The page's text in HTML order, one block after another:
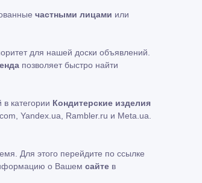
частными лицами или
для нашей доски объявлений.
позволяет быстро найти
категории Кондитерские изделия
Yandex.ua, Rambler.ru и Meta.ua.
Для этого перейдите по ссылке
о Вашем сайте в